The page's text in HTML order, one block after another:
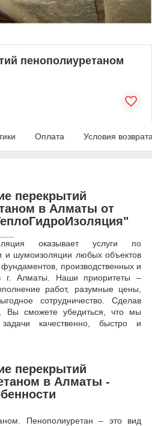
пенополиуретаном
Оплата Условия
перекрытий
в Алматы от
оказывает услуги по
и шумоизоляции любых объектов
производственных и
г. Алматы. Наши приоритеты –
работ, разумные цены,
сотрудничество. Сделав
Вы сможете убедиться, что мы
качественно, быстро и
перекрытий
в Алматы -
Пенополиуретан – это вид